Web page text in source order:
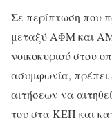
Σε περίπτωση που
μεταξύ ΑΦΜ και
νοικοκυριού στου
ασυμφωνία, πρέπει
αιτήσεων να
του στα ΚΕΠ και